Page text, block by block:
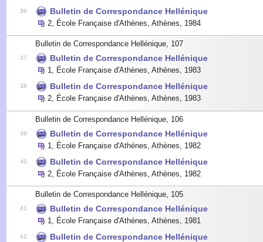
36 Bulletin de Correspondance Hellénique
2 École Française d'Athènes, Athènes 1984
Bulletin de Correspondance Hellénique, 107
37 Bulletin de Correspondance Hellénique
1, École Française d'Athènes, Athènes, 1983
38 Bulletin de Correspondance Hellénique
2, École Française d'Athènes, Athènes, 1983
Bulletin de Correspondance Hellénique, 106
39 Bulletin de Correspondance Hellénique
1 École Française d'Athènes, Athènes 1982
40 Bulletin de Correspondance Hellénique
2 École Française d'Athènes, Athènes 1982
Bulletin de Correspondance Hellénique, 105
41 Bulletin de Correspondance Hellénique
1 École Française d'Athènes, Athènes 1981
42 Bulletin de Correspondance Hellénique